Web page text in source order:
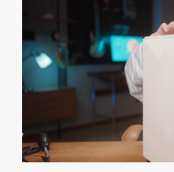
HINTA.FI
KAUPPA
VAIHDA TEEMA